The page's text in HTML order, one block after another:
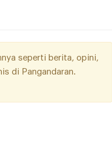
seperti berita, opini,
di Pangandaran.